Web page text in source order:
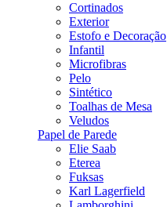
Cortinados
Exterior
Estofo e Decoração
Infantil
Microfibras
Pelo
Sintético
Toalhas de Mesa
Veludos
Papel de Parede
Elie Saab
Eterea
Fuksas
Karl Lagerfield